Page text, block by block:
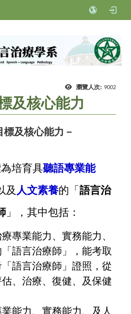
瀏覽人次: 9002
及核心能力
標及核心能力－
培育具聽語專業能
及 人文素養的「 語言治
」，其中包括：
專業能力、實務能力、
語言治療師」，能考取
語言治療師」證照，從
、治療、復健、及保健
能力、實務能力、及人